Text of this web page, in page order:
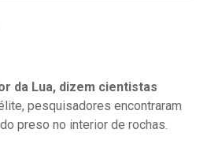
da Lua, dizem cientistas
pesquisadores encontraram
preso no interior de rochas.